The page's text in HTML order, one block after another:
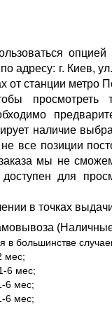
опцией
адресу: г. Киев,
от станции метро
просмотреть
наличие
все позиции
мы не
доступен для
в точках
в большинстве
мес;
6 мес;
6 мес;
6 мес;